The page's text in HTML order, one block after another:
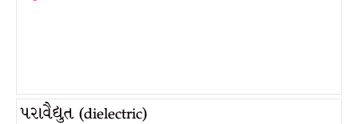
પરાવૈદ્યુત (dielectric)